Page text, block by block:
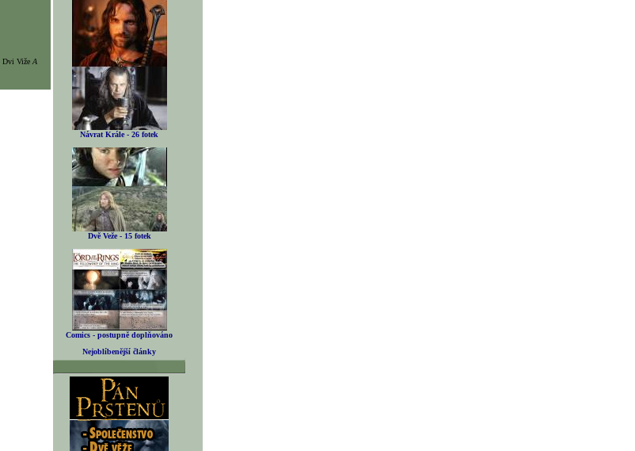
Dvi Viže A
Návrat Krále - 26 fotek
Dvě Veže - 15 fotek
Comics - postupně doplňováno
Nejoblíbenější články